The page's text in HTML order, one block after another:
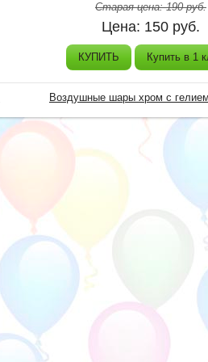
Старая цена:190руб.
Цена: 150 руб.
КУПИТЬ Купить в 1
Воздушные шары хром с